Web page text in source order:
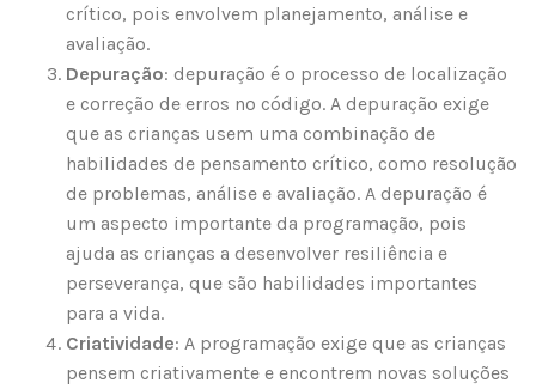
crítico, pois envolvem planejamento, análise e
avaliação.
Depuração: depuração é o processo de localização
e correção de erros no código. A depuração exige
que as crianças usem uma combinação de
habilidades de pensamento crítico, como resolução
de problemas, análise e avaliação. A depuração é
um aspecto importante da programação, pois
ajuda as crianças a desenvolver resiliência e
perseverança, que são habilidades importantes
para a vida.
Criatividade: A programação exige que as crianças
pensem criativamente e encontrem novas soluções